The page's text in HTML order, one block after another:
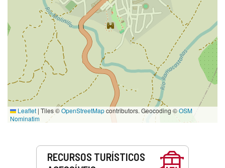
Leaflet | Tiles ©OpenStreetMapcontributors. Geocoding ©OSM
Nominatim
RECURSOS TURÍSTICOS